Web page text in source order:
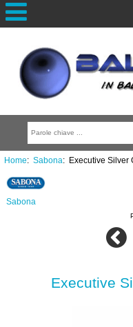
Home: Sabona: Executive Silver
Sabona
Executive